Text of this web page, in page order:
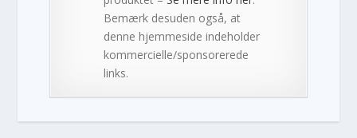
Bemærk desuden også, at
denne hjemmeside indeholder
kommercielle/sponsorerede
links.